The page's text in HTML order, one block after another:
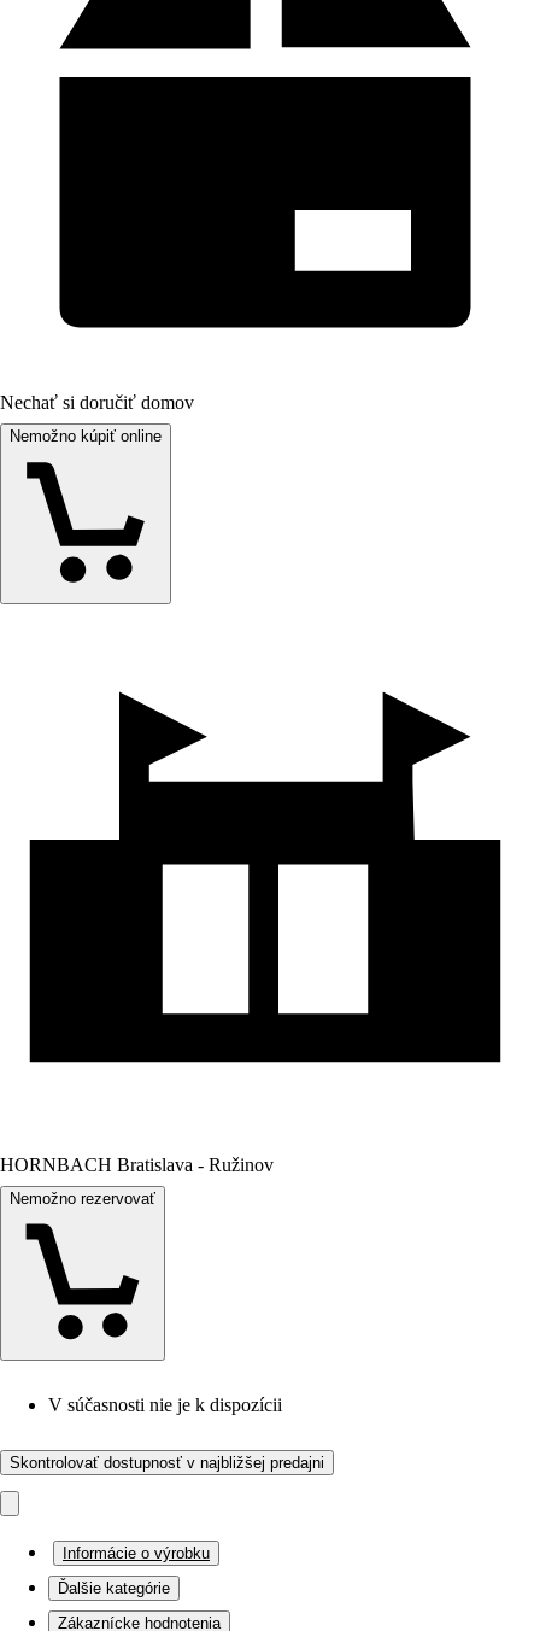
Nechať si doručiť domov
Nemožno kúpiť online
HORNBACH Bratislava - Ružinov
Nemožno rezervovať
V súčasnosti nie je k dispozícii
Skontrolovať dostupnosť v najbližšej predajni
Informácie o výrobku
Ďalšie kategórie
Zákaznícke hodnotenia